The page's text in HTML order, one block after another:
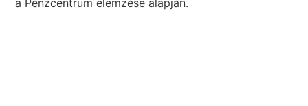
a Pénzcentrum elemzése alapján.